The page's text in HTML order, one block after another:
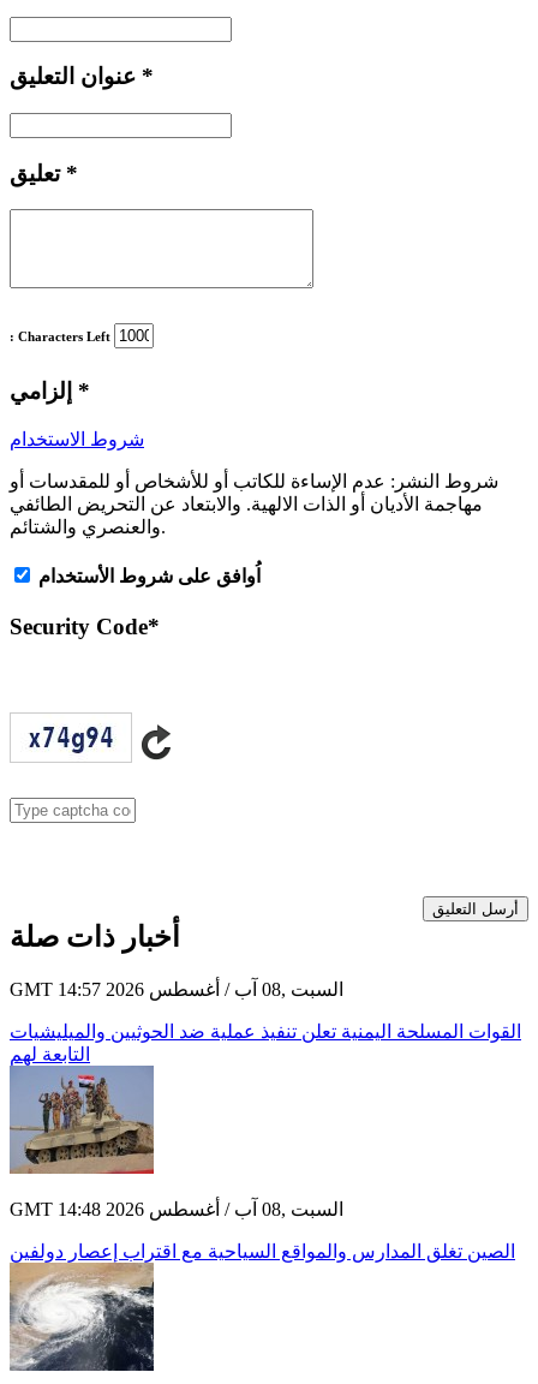
*
تعليق *
: Characters Left
*
شروط الاستخدام
شروط النشر: عدم الإساءة للكاتب أو للأشخاص أو للمقدسات أو
مهاجمة الأديان أو الذات الالهية. والابتعاد عن التحريض الطائفي
والعنصري والشتائم.
اُوافق على شروط الأستخدام
Security Code*
أرسل التعليق
أخبار ذات صلة
GMT 14:57 2026 السبت ,08 آب / أغسطس
القوات المسلحة اليمنية تعلن تنفيذ عملية ضد الحوثيين والميليشيات
التابعة لهم
GMT 14:48 2026 السبت ,08 آب / أغسطس
الصين تغلق المدارس والمواقع السياحية مع اقتراب إعصار دولفين